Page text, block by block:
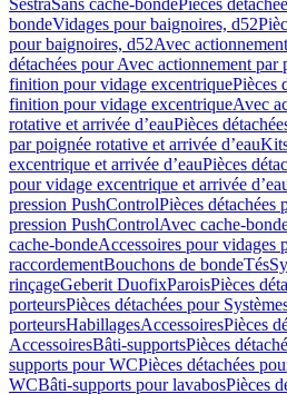
SestraSans cache-bondePièces
bondeVidages pour baignoires, d52
pour baignoires, d52Avec
détachées pour Avec actionnement par
finition pour vidage excentriquePièces
finition pour vidage excentriqueAvec
rotative et arrivée d’eauPièces
par poignée rotative et arrivée d’eau
excentrique et arrivée d’eauPièces
pour vidage excentrique et arrivée
pression PushControlPièces détachées
pression PushControlAvec cache-
cache-bondeAccessoires pour vidages
raccordementBouchons de bondeTés
rinçageGeberit DuofixParoisPièces
porteursPièces détachées pour
porteursHabillagesAccessoiresPièces
AccessoiresBâti-supportsPièces
supports pour WCPièces détachées
WCBâti-supports pour lavabosPièces